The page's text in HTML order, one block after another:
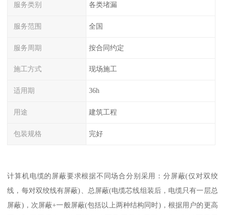
服务类别 各类堵漏
服务范围 全国
服务周期 按合同约定
施工方式 现场施工
适用期 36h
用途 建筑工程
包装规格 完好
计算机电缆的屏蔽要求根据不同场合分别采用：分屏蔽(仅对双绞
线，每对双绞线有屏蔽)、总屏蔽(电缆芯线组装后，电缆只有一层总
屏蔽)，次屏蔽+一般屏蔽(包括以上两种结构同时)，根据用户的更高